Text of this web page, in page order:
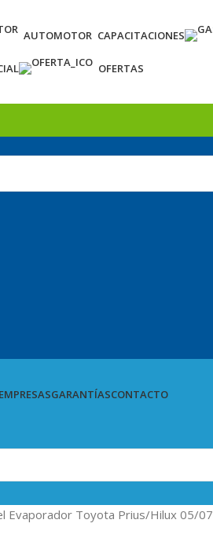
AUTOMOTOR CAPACITACIONES
OFERTAS
EMPRESASGARANTÍASCONTACTO
Evaporador Toyota Prius/Hilux 05/07